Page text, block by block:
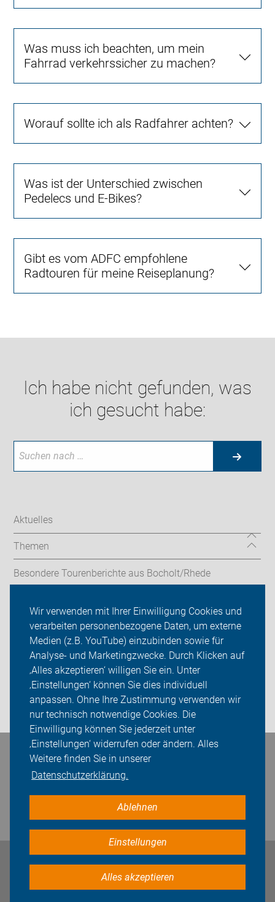
Wir verwenden mit Ihrer Einwilligung Cookies und
verarbeiten personenbezogene Daten, um externe
Medien (z.B. YouTube) einzubinden sowie für
Analyse- und Marketingzwecke. Durch Klicken auf
‚Alles akzeptieren‘ willigen Sie ein. Unter
‚Einstellungen‘ können Sie dies individuell
anpassen. Ohne Ihre Zustimmung verwenden wir
nur technisch notwendige Cookies. Die
Einwilligung können Sie jederzeit unter
‚Einstellungen‘ widerrufen oder ändern. Alles
Weitere finden Sie in unserer
Datenschutzerklärung.
Ablehnen
Einstellungen
Alles akzeptieren
Was muss ich beachten, um mein
Fahrrad verkehrssicher zu machen?
Worauf sollte ich als Radfahrer achten?
Was ist der Unterschied zwischen
Pedelecs und E-Bikes?
Gibt es vom ADFC empfohlene
Radtouren für meine Reiseplanung?
Ich habe nicht gefunden, was
ich gesucht habe:
Aktuelles
Themen
Besondere Tourenberichte aus Bocholt/Rhede
Ansprechpartner/Tourenleiter
Der ADFC Bocholt-Rhede/Publikationen/geführte Touren
Sei dabei
Login
Bleiben Sie in Kontakt